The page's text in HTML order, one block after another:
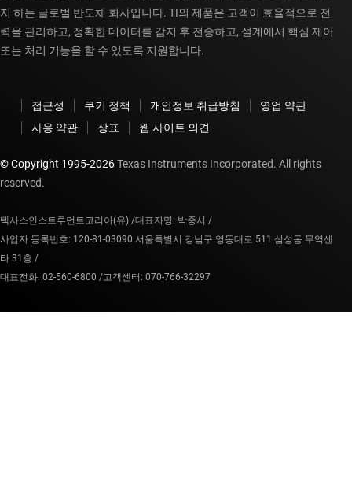
지 하는 글로벌 반도체 회사입니다. TI의 제품은 고객이 효율적으로 전
력을 관리하고, 정확한 데이터를 감지 후 전송하고, 설계에서 핵심 제어
또는 처리 기능을 할 수 있도록 지원합니다.
접근성 쿠키 정책 개인정보 취급방침
영업 약관
사용 약관
상표 웹 사이트 의견
© Copyright 1995-2026Texas Instruments Incorporated. All rights
reserved.
텍사스인스트루먼트코리아(유) /대표자명: 박중서 /
사업자 등록번호: 120-81-03090 서울특별시 강남구 영동대로 511 삼성동 무역센
타 31층 /
대표전화: 02-560-6800 /고객센터: 070-766-32297